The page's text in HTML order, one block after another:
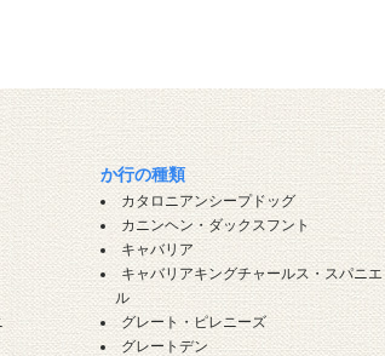
か行の種類
カタロニアンシープドッグ
カニンヘン・ダックスフント
キャバリア
キャバリアキングチャールス・スパニエ
ル
グレート・ピレニーズ
グレートデン